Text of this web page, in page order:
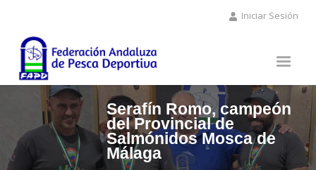
contenido
principal
Iniciar Sesión